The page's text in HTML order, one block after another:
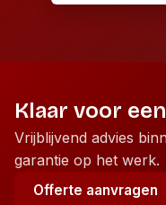
Klaar voor
Vrijblijvend advies
garantie op het werk.
Offerte aanvragen